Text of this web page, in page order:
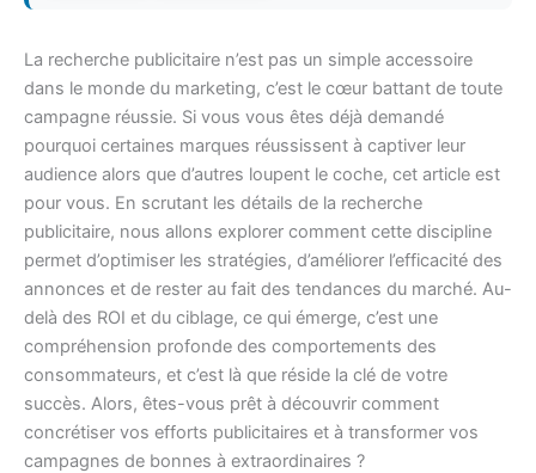
La recherche publicitaire n’est pas un simple accessoire
dans le monde du marketing, c’est le cœur battant de toute
campagne réussie. Si vous vous êtes déjà demandé
pourquoi certaines marques réussissent à captiver leur
audience alors que d’autres loupent le coche, cet article est
pour vous. En scrutant les détails de la recherche
publicitaire, nous allons explorer comment cette discipline
permet d’optimiser les stratégies, d’améliorer l’efficacité des
annonces et de rester au fait des tendances du marché. Au-
delà des ROI et du ciblage, ce qui émerge, c’est une
compréhension profonde des comportements des
consommateurs, et c’est là que réside la clé de votre
succès. Alors, êtes-vous prêt à découvrir comment
concrétiser vos efforts publicitaires et à transformer vos
campagnes de bonnes à extraordinaires ?